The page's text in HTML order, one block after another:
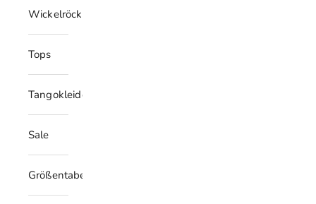
Wickelröcke
Tops
Tangokleider
Sale
Größentabelle